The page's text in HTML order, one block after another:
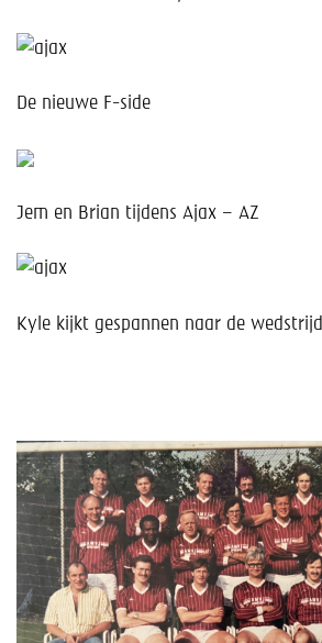
De nieuwe F-side
Jem en Brian tijdens Ajax – AZ
Kyle kijkt gespannen naar de wedstrijd